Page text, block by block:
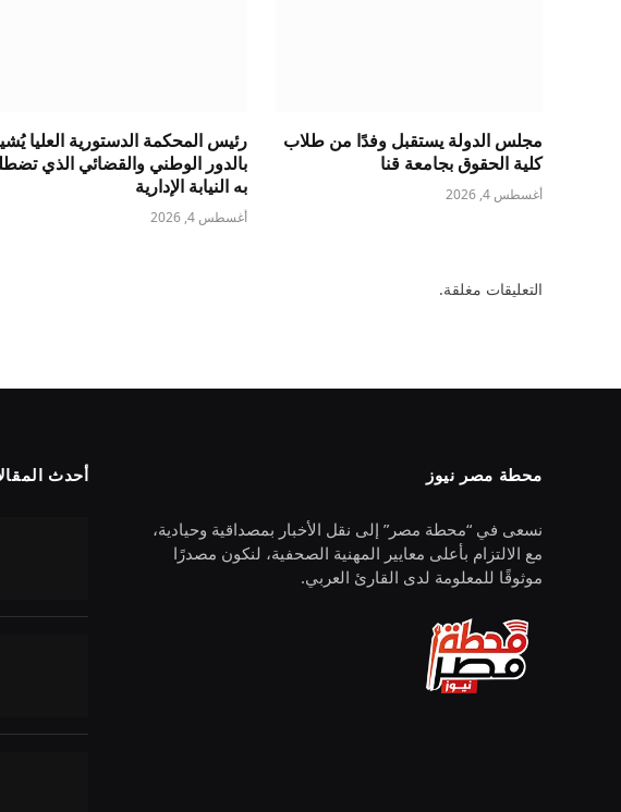
مجلس الدولة يستقبل وفدًا من طلاب
كلية الحقوق بجامعة قنا
أغسطس 4, 2026
رئيس المحكمة الدستورية العليا
بالدور الوطني والقضائي الذي
به النيابة الإدارية
أغسطس 4, 2026
التعليقات مغلقة.
محطة مصر نيوز
نسعى في “محطة مصر” إلى نقل الأخبار بمصداقية وحيادية،
مع الالتزام بأعلى معايير المهنية الصحفية، لنكون مصدرًا
موثوقًا للمعلومة لدى القارئ العربي.
أحدث